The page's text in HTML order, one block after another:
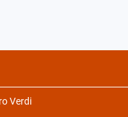
Verdi